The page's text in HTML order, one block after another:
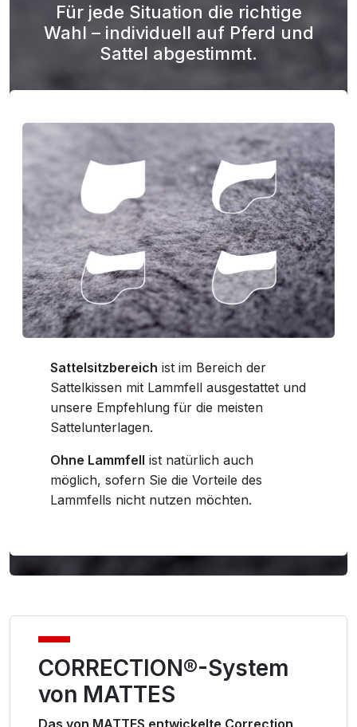
Für jede Situation die richtige
Wahl – individuell auf Pferd und
Sattel abgestimmt.
Sattelsitzbereich ist im Bereich der
Sattelkissen mit Lammfell ausgestattet und
unsere Empfehlung für die meisten
Sattelunterlagen.
Ohne Lammfell ist natürlich auch
möglich, sofern Sie die Vorteile des
Lammfells nicht nutzen möchten.
CORRECTION®-System
von MATTES